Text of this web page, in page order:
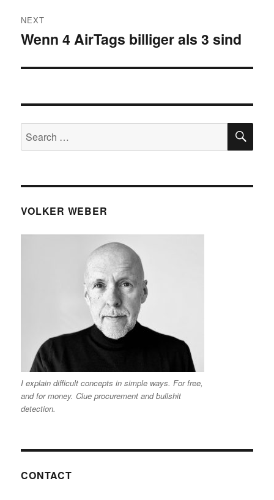
NEXT
Next
Wenn 4 AirTags billiger als 3 sind
Search
for:
VOLKER WEBER
I explain difficult concepts in simple ways. For free,
and for money. Clue procurement and bullshit
detection.
CONTACT